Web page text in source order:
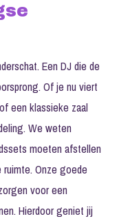
Een DJ die de
Of je nu viert
een klassieke zaal
We weten
moeten afstellen
Onze goede
voor een
Hierdoor geniet jij